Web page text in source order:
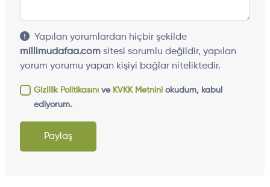
Yapılan yorumlardan hiçbir şekilde
millimudafaa.comsitesi sorumlu değildir, yapılan
yorum yorumu yapan kişiyi bağlar niteliktedir.
Gizlilik Politikasınıve KVKK Metniniokudum, kabul
ediyorum.
Paylaş